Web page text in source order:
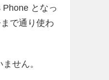
となっ
で通り使わ
せん。